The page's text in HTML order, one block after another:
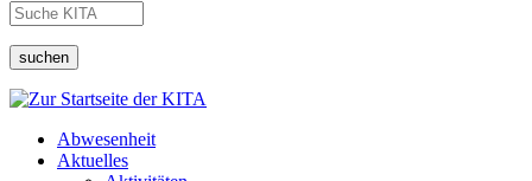
suchen
Abwesenheit
Aktuelles